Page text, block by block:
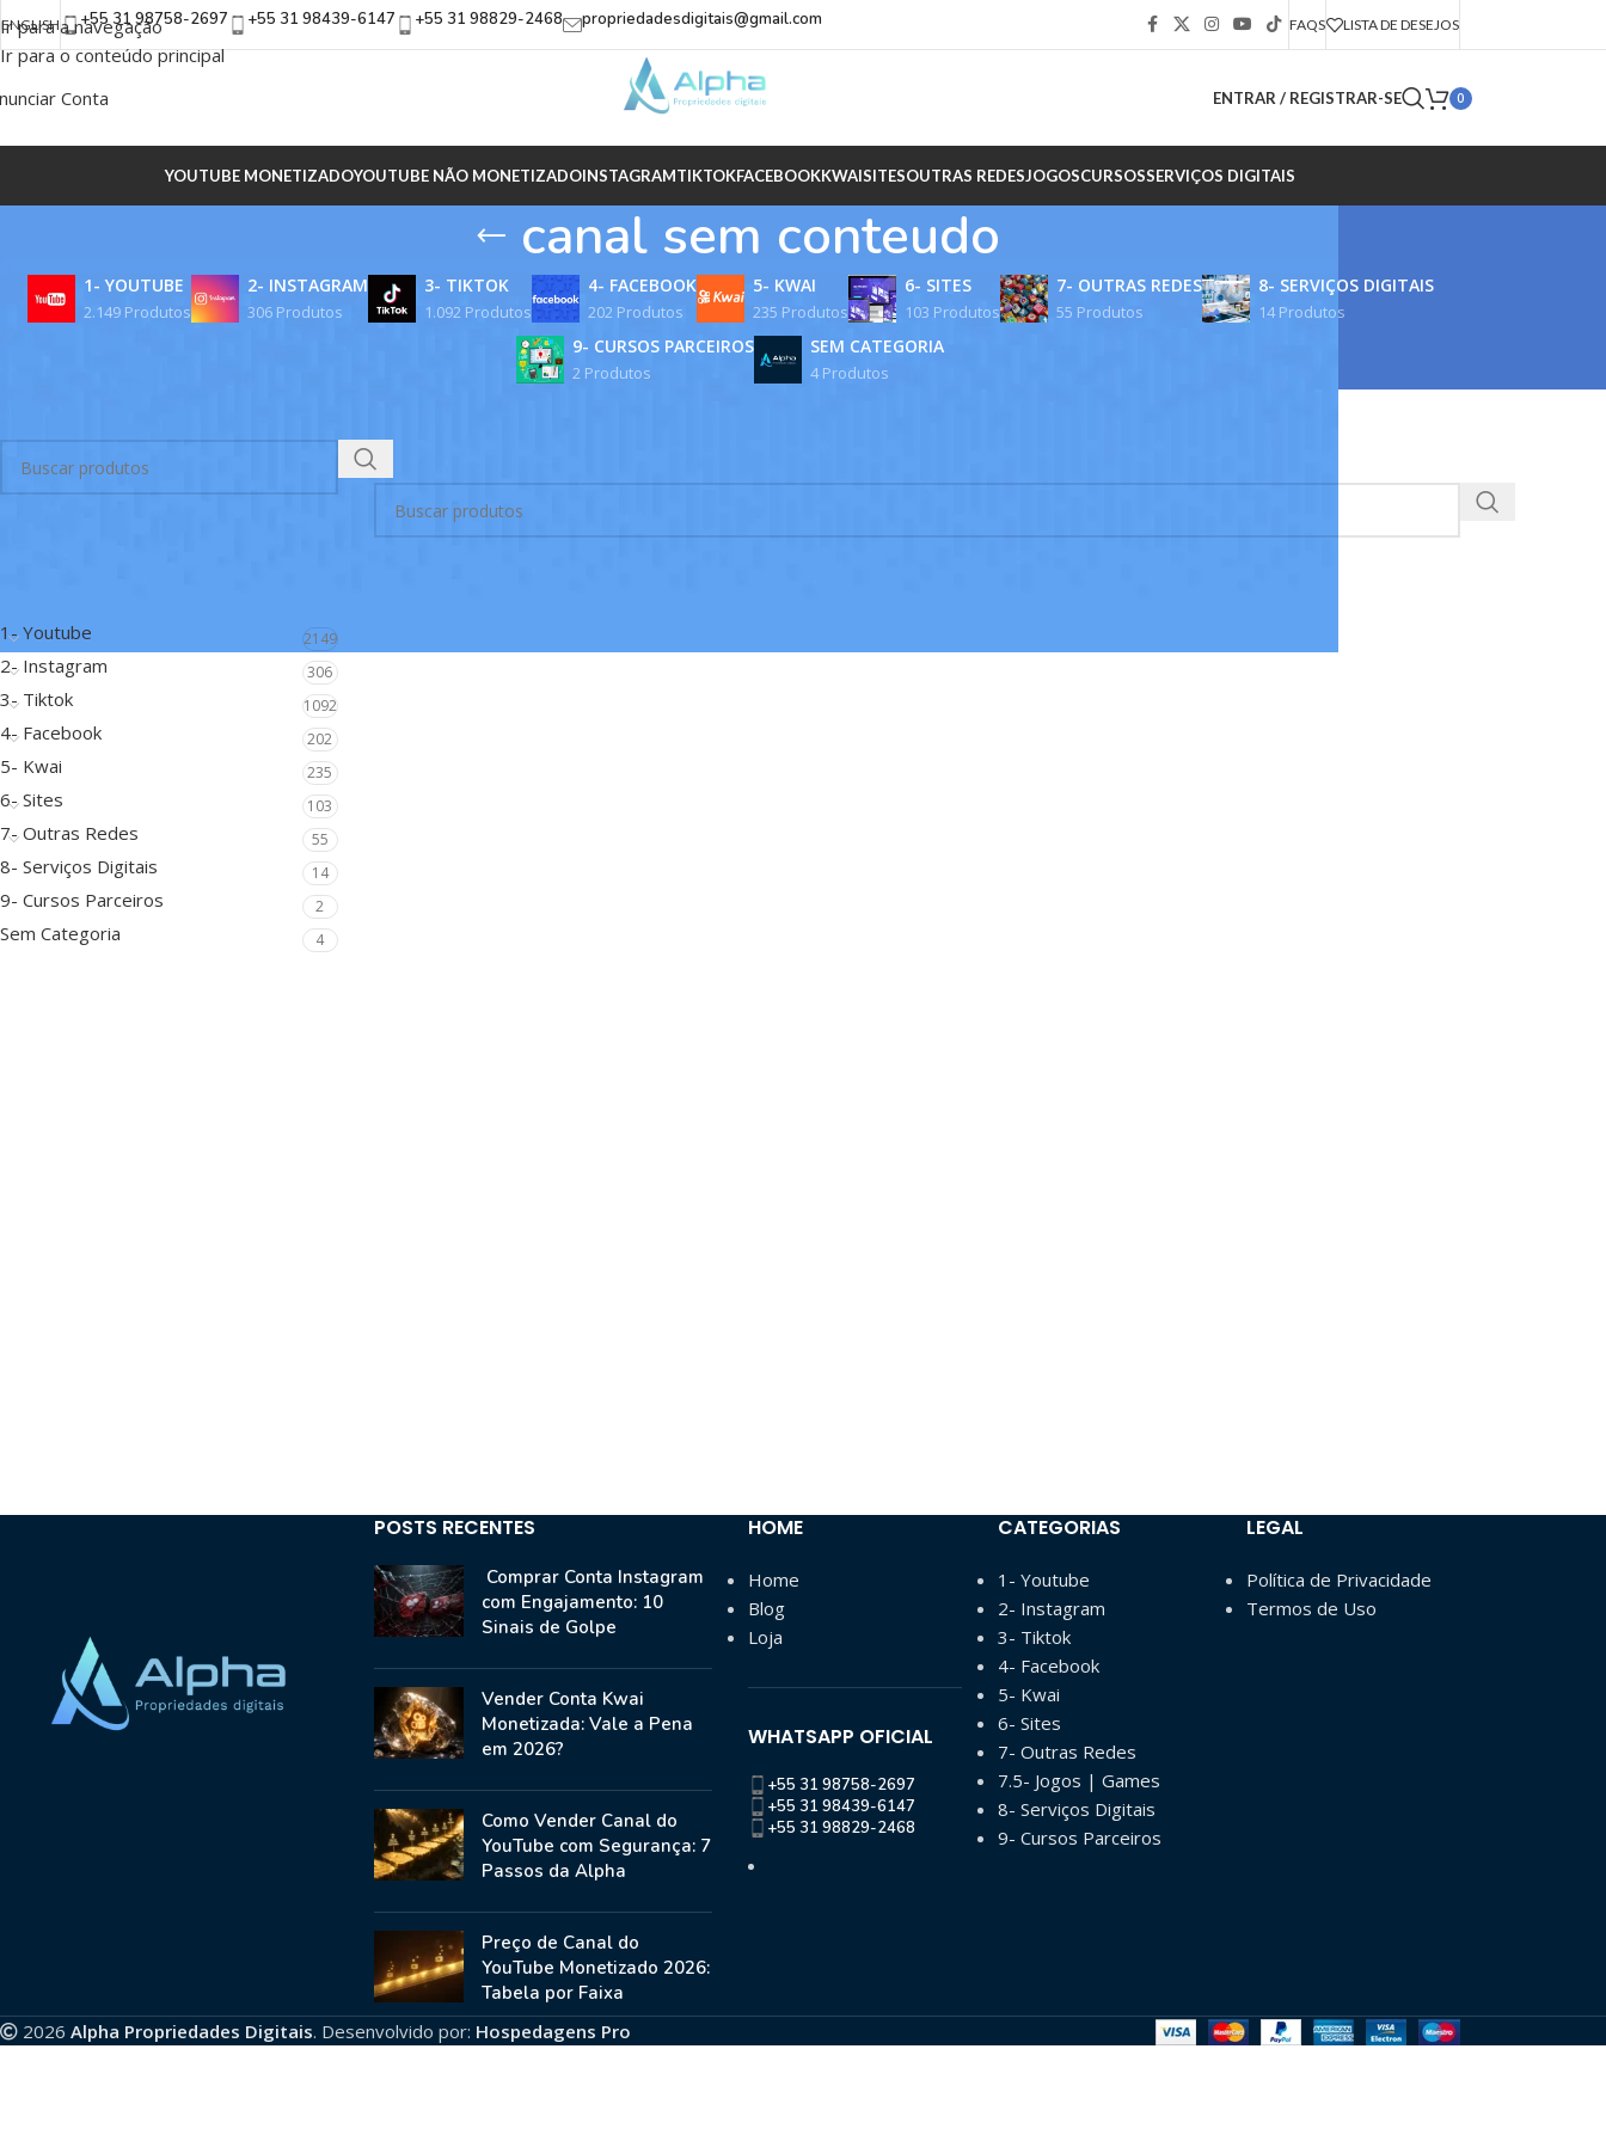
Ir para a navegação
Ir para o conteúdo principal
ENGLISH +55 31 98758-2697 +55 31 98439-6147 +55 31 98829-2468 propriedadesdigitais@gmail.com FAQS LISTA DE DESEJOS
Conta ENTRAR / REGISTRAR-SE 0
YOUTUBE MONETIZADOYOUTUBE NÃO MONETIZADOINSTAGRAMTIKTOKFACEBOOKKWAISITESOUTRAS REDESJOGOSCURSOSSERVIÇOS DIGITAIS
canal sem conteudo
1- YOUTUBE
2.149 Produtos
2- INSTAGRAM
306 Produtos
3- TIKTOK
1.092 Produtos
4- FACEBOOK
202 Produtos
5- KWAI
235 Produtos
6- SITES
103 Produtos
7- OUTRAS REDES
55 Produtos
8- SERVIÇOS DIGITAIS
14 Produtos
9- CURSOS PARCEIROS
2 Produtos
SEM CATEGORIA
4 Produtos
1- Youtube 2149
2- Instagram 306
3- Tiktok 1092
4- Facebook 202
5- Kwai 235
6- Sites 103
7- Outras Redes 55
8- Serviços Digitais 14
9- Cursos Parceiros 2
Sem Categoria 4
Nenhum produto foi encontrado para a sua seleção.
POSTS RECENTES
Comprar Conta Instagram
com Engajamento: 10
Sinais de Golpe
Vender Conta Kwai
Monetizada: Vale a Pena
em 2026?
Como Vender Canal do
YouTube com Segurança: 7
Passos da Alpha
Preço de Canal do
YouTube Monetizado 2026:
Tabela por Faixa
HOME
Home
Blog
Loja
WHATSAPP OFICIAL
+55 31 98758-2697
+55 31 98439-6147
+55 31 98829-2468
CATEGORIAS
1- Youtube
2- Instagram
3- Tiktok
4- Facebook
5- Kwai
6- Sites
7- Outras Redes
7.5- Jogos | Games
8- Serviços Digitais
9- Cursos Parceiros
LEGAL
Política de Privacidade
Termos de Uso
2026 Alpha Propriedades Digitais. Desenvolvido por: Hospedagens Pro